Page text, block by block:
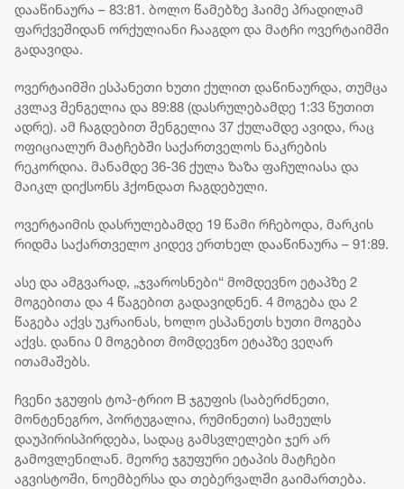
დააწინაურა – 83:81. ბოლო წამებზე ჰაიმე პრადილამ
ფარქვეშიდან ორქულიანი ჩააგდო და მატჩი ოვერტაიმში
გადავიდა.
ოვერტაიმში ესპანეთი ხუთი ქულით დაწინაურდა, თუმცა
კვლავ შენგელია და 89:88 (დასრულებამდე 1:33 წუთით
ადრე). ამ ჩაგდებით შენგელია 37 ქულამდე ავიდა, რაც
ოფიციალურ მატჩებში საქართველოს ნაკრების
რეკორდია. მანამდე 36-36 ქულა ზაზა ფაჩულიასა და
მაიკლ დიქსონს ჰქონდათ ჩაგდებული.
ოვერტაიმის დასრულებამდე 19 წამი რჩებოდა, მარკის
რიდმა საქართველო კიდევ ერთხელ დააწინაურა – 91:89.
ასე და ამგვარად, „ჯვაროსნები“ მომდევნო ეტაპზე 2
მოგებითა და 4 წაგებით გადავიდნენ. 4 მოგება და 2
წაგება აქვს უკრაინას, ხოლო ესპანეთს ხუთი მოგება
აქვს. დანია 0 მოგებით მომდევნო ეტაპზე ვეღარ
ითამაშებს.
ჩვენი ჯგუფის ტოპ-ტრიო B ჯგუფის (საბერძნეთი,
მონტენეგრო, პორტუგალია, რუმინეთი) სამეულს
დაუპირისპირდება, სადაც გამსვლელები ჯერ არ
გამოვლენილან. მეორე ჯგუფური ეტაპის მატჩები
აგვისტოში, ნოემბერსა და თებერვალში გაიმართება.